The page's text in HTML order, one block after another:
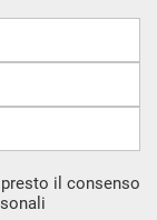
il consenso